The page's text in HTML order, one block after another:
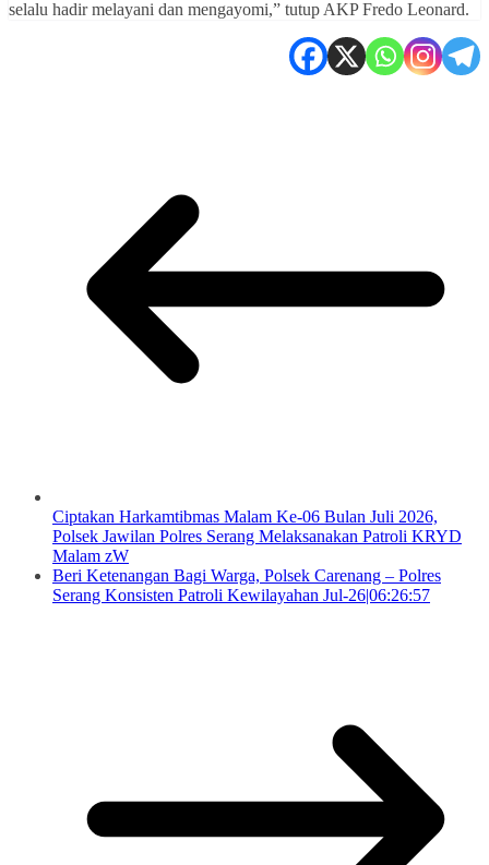
selalu hadir melayani dan mengayomi,” tutup AKP Fredo Leonard.
Ciptakan Harkamtibmas Malam Ke-06 Bulan Juli 2026,
Polsek Jawilan Polres Serang Melaksanakan Patroli KRYD
Malam zW
Beri Ketenangan Bagi Warga, Polsek Carenang – Polres
Serang Konsisten Patroli Kewilayahan Jul-26|06:26:57